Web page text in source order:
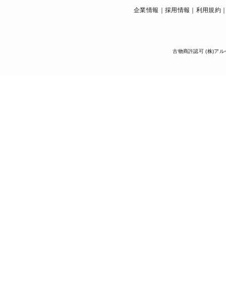
企業情報 採用情報 利用規約
古物商許認可 (株)ア